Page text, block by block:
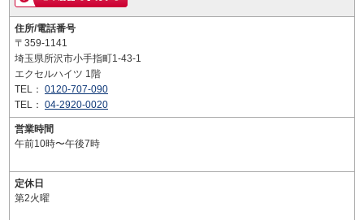
住所/電話番号
〒359-1141
埼玉県所沢市小手指町1-43-1
エクセルハイツ 1階
TEL： 0120-707-090
TEL： 04-2920-0020
営業時間
午前10時〜午後7時
定休日
第2火曜